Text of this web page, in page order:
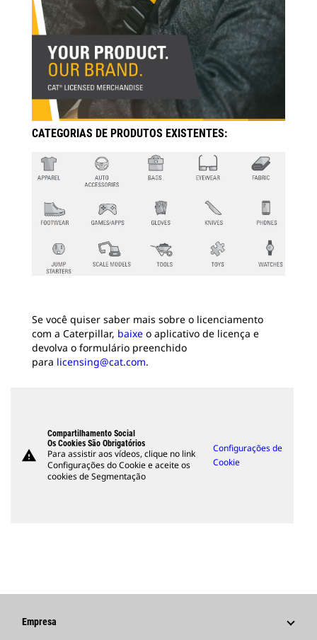
CATEGORIAS DE PRODUTOS EXISTENTES:
Se você quiser saber mais sobre o licenciamento
com a Caterpillar, baixe o aplicativo de licença e
devolva o formulário preenchido
para licensing@cat.com.
warning
Compartilhamento Social
Os Cookies São Obrigatórios
Para assistir aos vídeos, clique no link
Configurações do Cookie e aceite os
cookies de Segmentação
Configurações de
Cookie
Empresa